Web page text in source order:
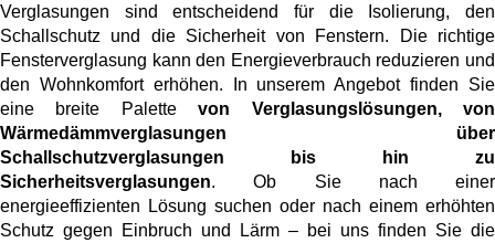
Verglasungen sind entscheidend für die Isolierung, den
Schallschutz und die Sicherheit von Fenstern. Die richtige
Fensterverglasung kann den Energieverbrauch reduzieren und
den Wohnkomfort erhöhen. In unserem Angebot finden Sie
eine breite Palettevon Verglasungslösungen, von
Wärmedämmverglasungen über
Schallschutzverglasungen bis hin zu
Sicherheitsverglasungen. Ob Sie nach einer
energieeffizienten Lösung suchen oder nach einem erhöhten
Schutz gegen Einbruch und Lärm – bei uns finden Sie die